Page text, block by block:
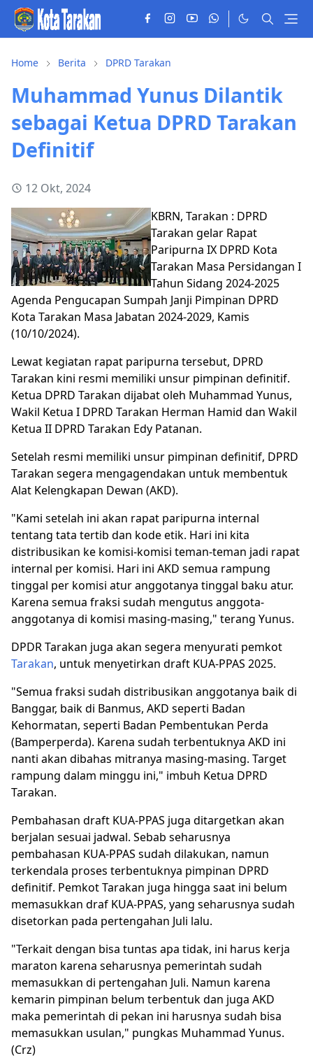
Home Berita DPRD Tarakan
Muhammad Yunus Dilantik
sebagai Ketua DPRD Tarakan
Definitif
12 Okt, 2024
KBRN, Tarakan : DPRD
Tarakan gelar Rapat
Paripurna IX DPRD Kota
Tarakan Masa Persidangan I
Tahun Sidang 2024-2025
Agenda Pengucapan Sumpah Janji Pimpinan DPRD
Kota Tarakan Masa Jabatan 2024-2029, Kamis
(10/10/2024).
Lewat kegiatan rapat paripurna tersebut, DPRD
Tarakan kini resmi memiliki unsur pimpinan definitif.
Ketua DPRD Tarakan dijabat oleh Muhammad Yunus,
Wakil Ketua I DPRD Tarakan Herman Hamid dan Wakil
Ketua II DPRD Tarakan Edy Patanan.
Setelah resmi memiliki unsur pimpinan definitif, DPRD
Tarakan segera mengagendakan untuk membentuk
Alat Kelengkapan Dewan (AKD).
"Kami setelah ini akan rapat paripurna internal
tentang tata tertib dan kode etik. Hari ini kita
distribusikan ke komisi-komisi teman-teman jadi rapat
internal per komisi. Hari ini AKD semua rampung
tinggal per komisi atur anggotanya tinggal baku atur.
Karena semua fraksi sudah mengutus anggota-
anggotanya di komisi masing-masing," terang Yunus.
DPDR Tarakan juga akan segera menyurati pemkot
Tarakan, untuk menyetirkan draft KUA-PPAS 2025.
"Semua fraksi sudah distribusikan anggotanya baik di
Banggar, baik di Banmus, AKD seperti Badan
Kehormatan, seperti Badan Pembentukan Perda
(Bamperperda). Karena sudah terbentuknya AKD ini
nanti akan dibahas mitranya masing-masing. Target
rampung dalam minggu ini," imbuh Ketua DPRD
Tarakan.
Pembahasan draft KUA-PPAS juga ditargetkan akan
berjalan sesuai jadwal. Sebab seharusnya
pembahasan KUA-PPAS sudah dilakukan, namun
terkendala proses terbentuknya pimpinan DPRD
definitif. Pemkot Tarakan juga hingga saat ini belum
memasukkan draf KUA-PPAS, yang seharusnya sudah
disetorkan pada pertengahan Juli lalu.
"Terkait dengan bisa tuntas apa tidak, ini harus kerja
maraton karena seharusnya pemerintah sudah
memasukkan di pertengahan Juli. Namun karena
kemarin pimpinan belum terbentuk dan juga AKD
maka pemerintah di pekan ini harusnya sudah bisa
memasukkan usulan," pungkas Muhammad Yunus.
(Crz)